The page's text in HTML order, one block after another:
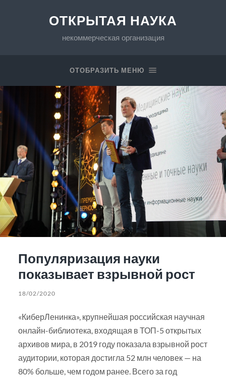
ОТКРЫТАЯ НАУКА
некоммерческая организация
ОТОБРАЗИТЬ МЕНЮ
Популяризация науки
показывает взрывной рост
18/02/2020
«КиберЛенинка», крупнейшая российская научная
онлайн-библиотека, входящая в ТОП-5 открытых
архивов мира, в 2019 году показала взрывной рост
аудитории, которая достигла 52 млн человек — на
80% больше, чем годом ранее. Всего за год